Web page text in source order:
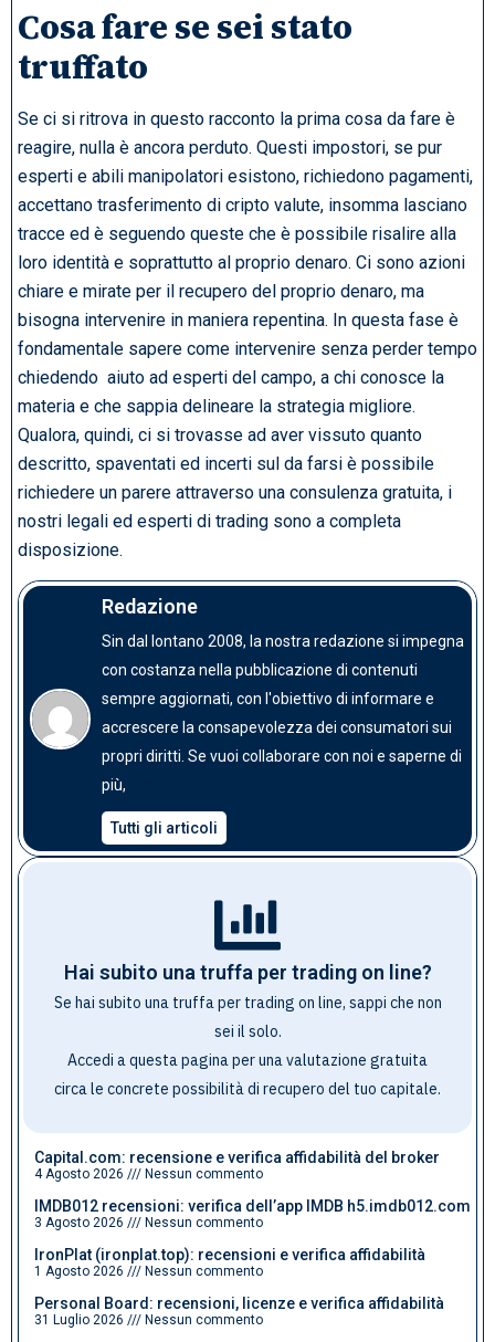
Cosa fare se sei stato
truffato
Se ci si ritrova in questo racconto la prima cosa da fare è
reagire, nulla è ancora perduto. Questi impostori, se pur
esperti e abili manipolatori esistono, richiedono pagamenti,
accettano trasferimento di cripto valute, insomma lasciano
tracce ed è seguendo queste che è possibile risalire alla
loro identità e soprattutto al proprio denaro. Ci sono azioni
chiare e mirate per il recupero del proprio denaro, ma
bisogna intervenire in maniera repentina. In questa fase è
fondamentale sapere come intervenire senza perder tempo
chiedendo aiuto ad esperti del campo, a chi conosce la
materia e che sappia delineare la strategia migliore.
Qualora, quindi, ci si trovasse ad aver vissuto quanto
descritto, spaventati ed incerti sul da farsi è possibile
richiedere un parere attraverso una consulenza gratuita, i
nostri legali ed esperti di trading sono a completa
disposizione.
Redazione
Sin dal lontano 2008, la nostra redazione si impegna
con costanza nella pubblicazione di contenuti
sempre aggiornati, con l'obiettivo di informare e
accrescere la consapevolezza dei consumatori sui
propri diritti. Se vuoi collaborare con noi e saperne di
più,
Tutti gli articoli
Hai subito una truffa per trading on line?
Se hai subito una truffa per trading on line, sappi che non
sei il solo.
Accedi a questa pagina per una valutazione gratuita
circa le concrete possibilità di recupero del tuo capitale.
Capital.com: recensione e verifica affidabilità del broker
4 Agosto 2026 Nessun commento
IMDB012 recensioni: verifica dell’app IMDB h5.imdb012.com
3 Agosto 2026 Nessun commento
IronPlat (ironplat.top): recensioni e verifica affidabilità
1 Agosto 2026 Nessun commento
Personal Board: recensioni, licenze e verifica affidabilità
31 Luglio 2026 Nessun commento